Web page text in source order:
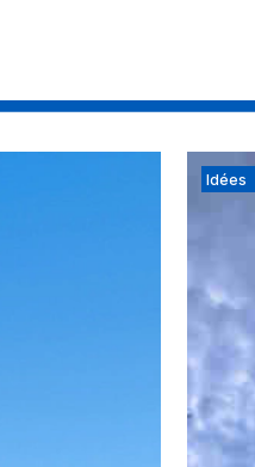
Idées